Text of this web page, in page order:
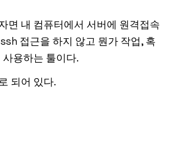
면 내 컴퓨터에서 서버에 원격접속
접근을 하지 않고 뭔가 작업, 혹
용하는 툴이다.
되어 있다.